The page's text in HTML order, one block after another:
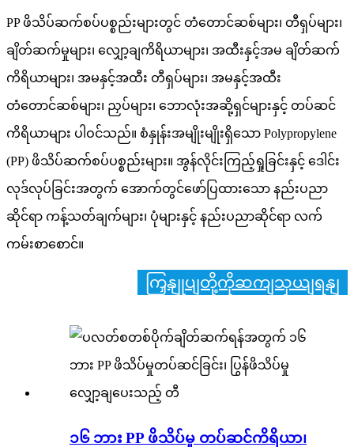
PP ဖိသိပ်ဆက်စပ်ပစ္စည်းများတွင် တံတောင်ဆစ်များ၊ တီရှပ်များ၊
ချိတ်ဆက်မှုများ၊ လျှော့ချကိရိယာများ၊ အထီးနှင့်အမ ချိတ်ဆက်
ကိရိယာများ၊ အမနှင့်အထီး တီရှပ်များ၊ အမနှင့်အထီး
တံတောင်ဆစ်များ၊ ညှပ်များ၊ ဘောလုံးအဆို့ရှင်များနှင့် တပ်ဆင်
ကိရိယာများ ပါဝင်သည်။ စံနှုန်းအမျိုးမျိုးရှိသော Polypropylene
(PP) ဖိသိပ်ဆက်စပ်ပစ္စည်းများ။ အွန်လိုင်းကြည့်ရှုခြင်းနှင့် ဒေါင်း
လုဒ်လုပ်ခြင်းအတွက် အောက်တွင်ဖော်ပြထားသော နည်းပညာ
ဆိုင်ရာ ကန့်သတ်ချက်များ၊ ပုံများနှင့် နည်းပညာဆိုင်ရာ လက်
ကမ်းစာစောင်။
ကြှနျုပျတို့ကိုဆကျသှယျရနျ
၁၆ ဘား PP ဖိသိပ်မှု တပ်ဆင်ကိရိယာ၊